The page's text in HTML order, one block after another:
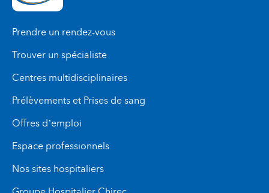
Prendre un rendez-vous
Trouver un spécialiste
Centres multidisciplinaires
Prélèvements et Prises de sang
Offres d’emploi
Espace professionnels
Nos sites hospitaliers